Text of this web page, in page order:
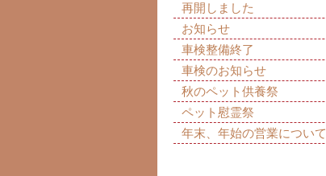
再開しました
お知らせ
車検整備終了
車検のお知らせ
秋のペット供養祭
ペット慰霊祭
年末、年始の営業について